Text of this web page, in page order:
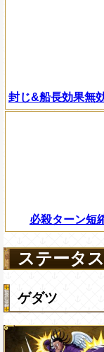
封じ&船長効果無
必殺ターン短
ステータス
ゲダツ